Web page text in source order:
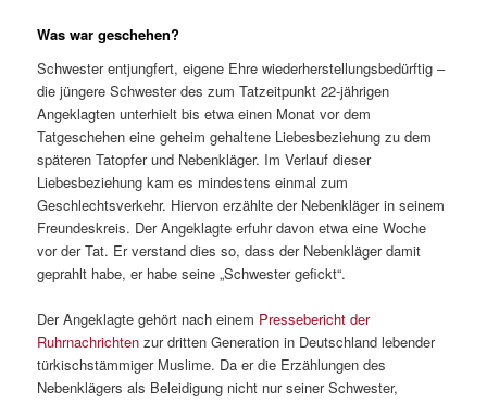
Was war geschehen?
Schwester entjungfert, eigene Ehre wiederherstellungsbedürftig –
die jüngere Schwester des zum Tatzeitpunkt 22-jährigen
Angeklagten unterhielt bis etwa einen Monat vor dem
Tatgeschehen eine geheim gehaltene Liebesbeziehung zu dem
späteren Tatopfer und Nebenkläger. Im Verlauf dieser
Liebesbeziehung kam es mindestens einmal zum
Geschlechtsverkehr. Hiervon erzählte der Nebenkläger in seinem
Freundeskreis. Der Angeklagte erfuhr davon etwa eine Woche
vor der Tat. Er verstand dies so, dass der Nebenkläger damit
geprahlt habe, er habe seine „Schwester gefickt“.
Der Angeklagte gehört nach einem Pressebericht der
Ruhrnachrichten zur dritten Generation in Deutschland lebender
türkischstämmiger Muslime. Da er die Erzählungen des
Nebenklägers als Beleidigung nicht nur seiner Schwester,